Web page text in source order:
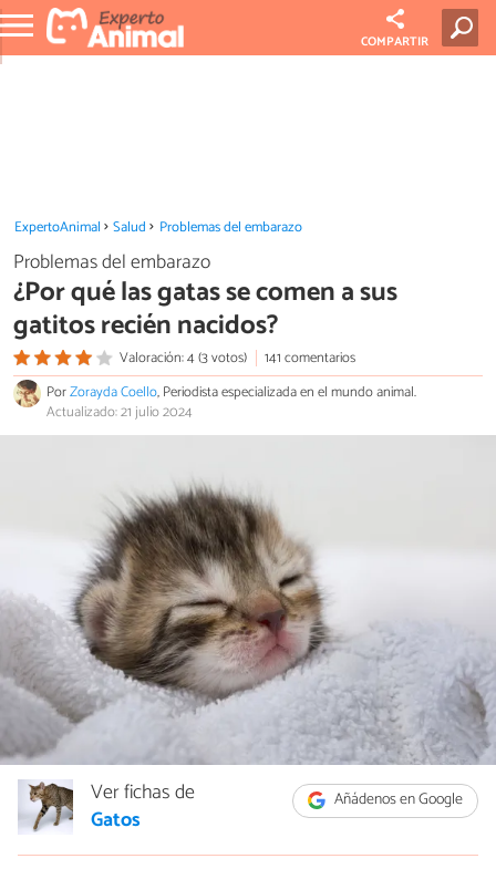
COMPARTIR
ExpertoAnimal Salud Problemas del embarazo
Problemas del embarazo
¿Por qué las gatas se comen a sus
gatitos recién nacidos?
Valoración: 4 (3 votos)
141 comentarios
PorZorayda Coello, Periodista especializada en el mundo animal.
Actualizado: 21 julio 2024
Añádenos en Google
Ver fichas de
Gatos